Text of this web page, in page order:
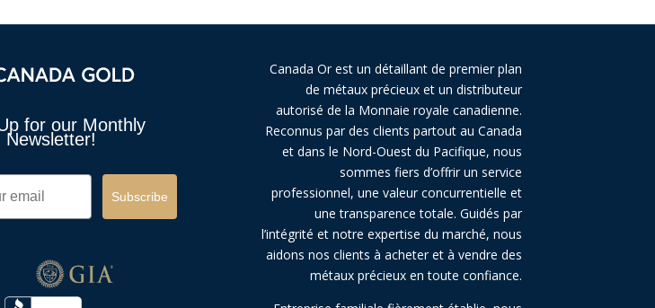
for our Monthly
Newsletter!
Subscribe
Canada Or est un détaillant de premier plan
de métaux précieux et un distributeur
autorisé de la Monnaie royale canadienne.
Reconnus par des clients partout au Canada
et dans le Nord-Ouest du Pacifique, nous
sommes fiers d’offrir un service
professionnel, une valeur concurrentielle et
une transparence totale. Guidés par
l’intégrité et notre expertise du marché, nous
aidons nos clients à acheter et à vendre des
métaux précieux en toute confiance.